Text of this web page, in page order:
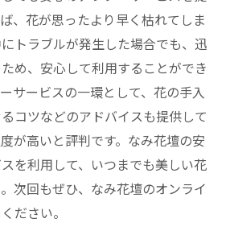
、花が思ったより早く枯れてしま
トラブルが発生した場合でも、迅
め、安心して利用することができ
サービスの一環として、花の手入
コツなどのアドバイスも提供して
が高いと評判です。なみ花壇の安
を利用して、いつまでも美しい花
次回もぜひ、なみ花壇のオンライ
ださい。